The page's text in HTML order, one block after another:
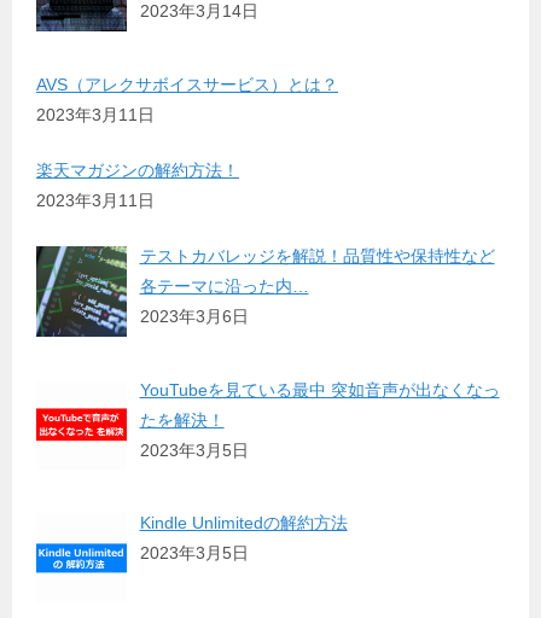
2023年3月14日
AVS（アレクサボイスサービス）とは？
2023年3月11日
楽天マガジンの解約方法！
2023年3月11日
テストカバレッジを解説！品質性や保持性など
各テーマに沿った内…
2023年3月6日
YouTubeを見ている最中 突如音声が出なくなっ
たを解決！
2023年3月5日
Kindle Unlimitedの解約方法
2023年3月5日